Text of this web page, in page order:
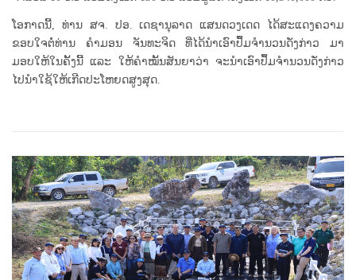
ໂອກາດນີ້, ທ່ານ ສຈ. ປອ. ເດຊານຸລາດ ແສນດວງເດດ ໄດ້ສະແດງຄວາມ
ຂອບໃຈຕໍ່ທ່ານ ຄໍາມອນ ຈັນທະຈິດ ທີ່ໄດ້ນຳເອົາປຶ້ມຈຳນວນດັ່ງກ່າວ ມາ
ມອບໃຫ້ໃນຄັ້ງນີ້ ແລະ ໃຫ້ຄໍາໝັ້ນສັນຍາວ່າ ຈະນໍາເອົາປຶ້ມຈໍານວນດັ່ງກ່າວ
ໄປນໍາໃຊ້ໃຫ້ເກີດປະໂຫຍດສູງສຸດ.